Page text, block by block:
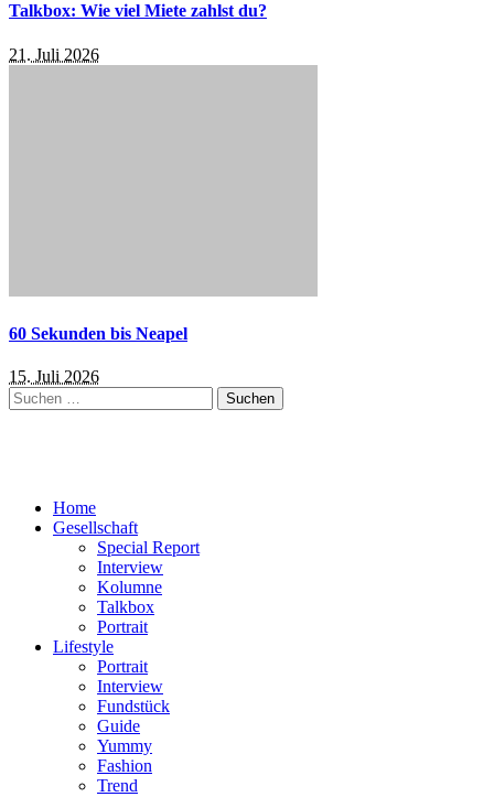
Talkbox: Wie viel Miete zahlst du?
21. Juli 2026
60 Sekunden bis Neapel
15. Juli 2026
Suchen
nach:
Home
Gesellschaft
Special Report
Interview
Kolumne
Talkbox
Portrait
Lifestyle
Portrait
Interview
Fundstück
Guide
Yummy
Fashion
Trend